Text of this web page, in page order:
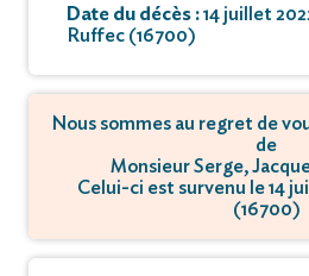
Date du décès :14 juillet
Ruffec (16700)
Nous sommes au regret de
de
Monsieur Serge,
Celui-ci est survenu le 14
(16700)